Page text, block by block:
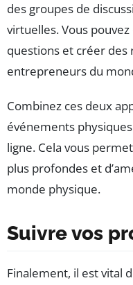
des groupes de
virtuelles. Vous
questions et créer des
entrepreneurs du
Combinez ces deux
événements
ligne. Cela vous
plus profondes et
monde physique.
Suivre vos
Finalement, il est vital